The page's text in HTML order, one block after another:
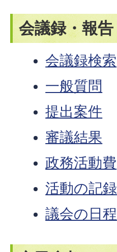
会議録・報告
会議録検索
一般質問
提出案件
審議結果
政務活動費
活動の記録
議会の日程